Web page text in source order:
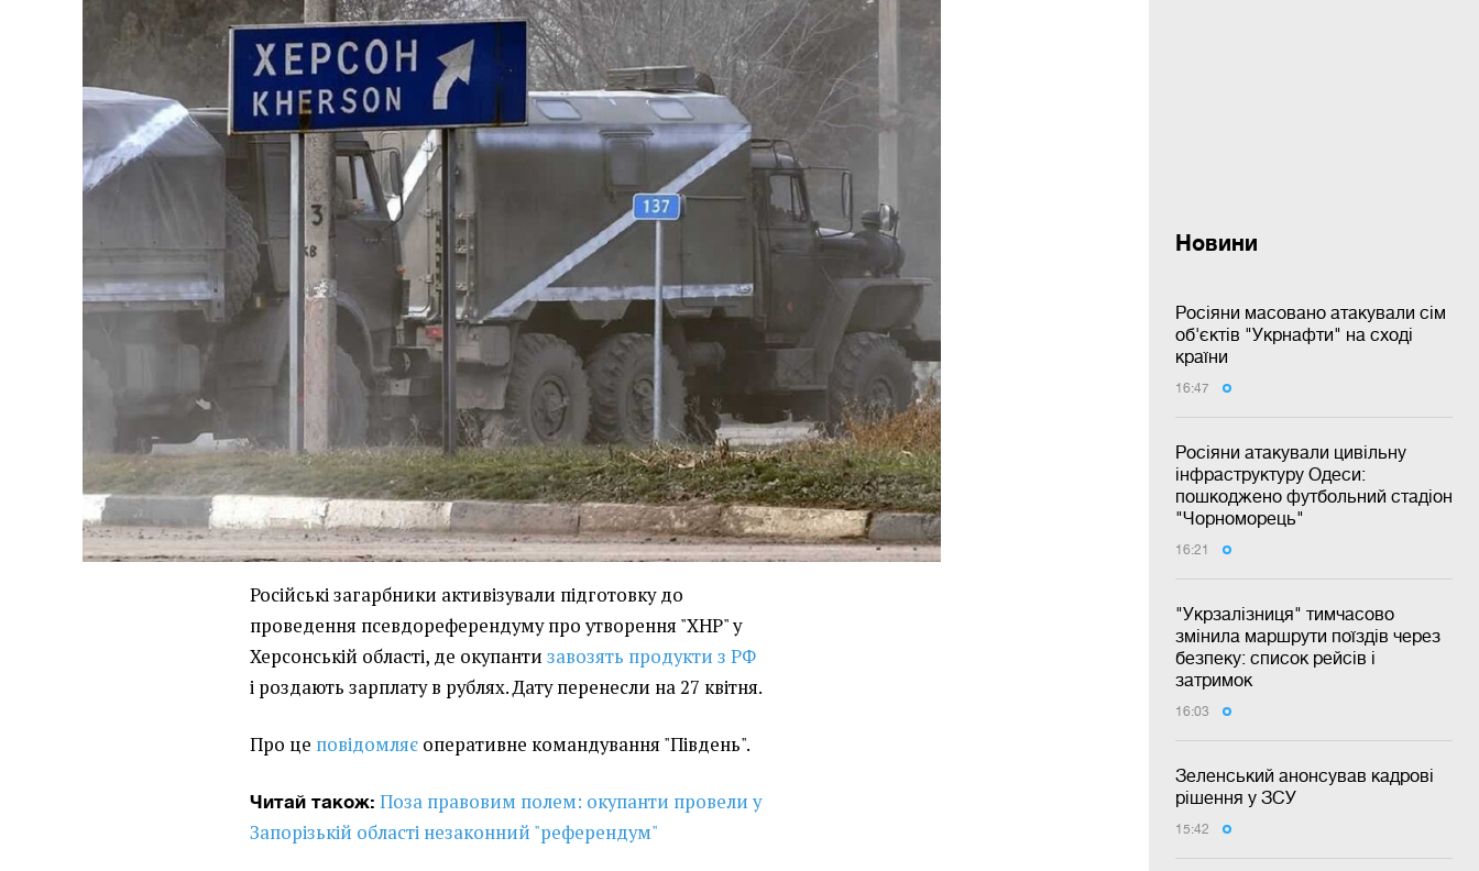
Новини
Росіяни масовано атакували сім
об'єктів "Укрнафти" на сході
країни
16:47
Росіяни атакували цивільну
інфраструктуру Одеси:
пошкоджено футбольний стадіон
"Чорноморець"
16:21
"Укрзалізниця" тимчасово
змінила маршрути поїздів через
безпеку: список рейсів і
затримок
16:03
Зеленський анонсував кадрові
рішення у ЗСУ
15:42
Російські загарбники активізували підготовку до
проведення псевдореферендуму про утворення "ХНР" у
Херсонській області, де окупантизавозять продукти з РФ
і роздають зарплату в рублях. Дату перенесли на 27 квітня.
Про це повідомляє оперативне командування "Південь".
Читай також: Поза правовим полем: окупанти провели у
Запорізькій області незаконний "референдум"